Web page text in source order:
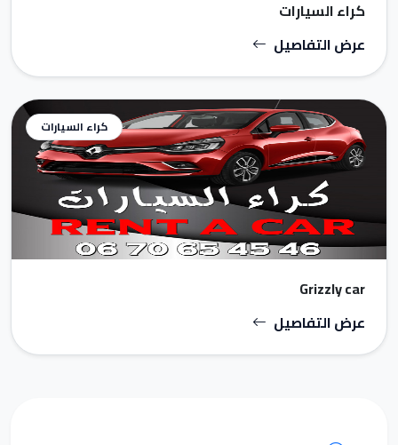
كراء السيارات
عرض التفاصيل
كراء السيارات
Grizzly car
عرض التفاصيل